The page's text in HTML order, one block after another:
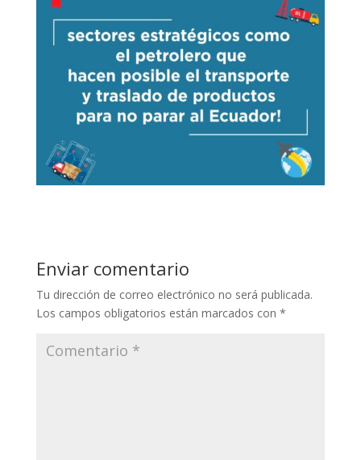
Enviar comentario
Tu dirección de correo electrónico no será publicada.
Los campos obligatorios están marcados con *